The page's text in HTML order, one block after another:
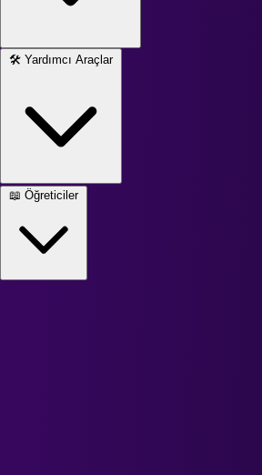
🛠️ Yardımcı Araçlar
📖 Öğreticiler